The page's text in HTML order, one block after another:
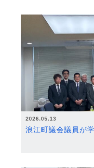
2026.05.13
浪江町議会議員が